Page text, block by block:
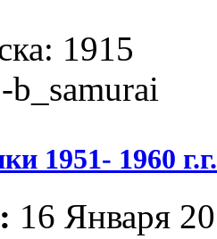
1915
1951- 1960
16 Января